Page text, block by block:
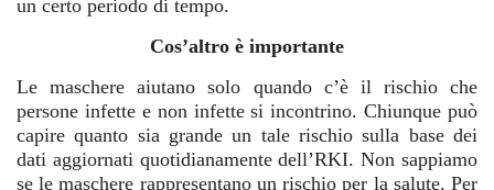
un certo periodo di tempo.
Cos’altro è importante
Le maschere aiutano solo quando c’è il rischio che
persone infette e non infette si incontrino. Chiunque può
capire quanto sia grande un tale rischio sulla base dei
dati aggiornati quotidianamente dell’RKI. Non sappiamo
se le maschere rappresentano un rischio per la salute. Per